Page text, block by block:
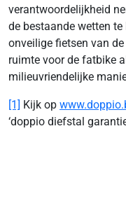
verantwoordelijkheid
de bestaande wetten
onveilige fietsen van
ruimte voor de fatbike
milieuvriendelijke
[1] Kijk op
‘doppio diefstal